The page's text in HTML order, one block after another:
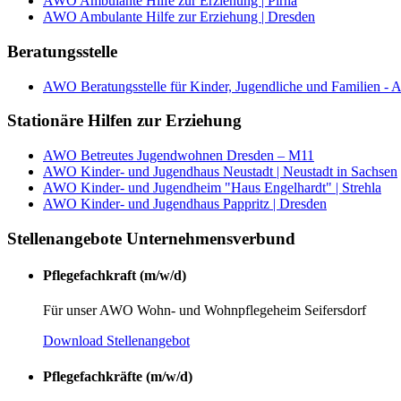
AWO Ambulante Hilfe zur Erziehung | Dresden
Beratungsstelle
AWO Beratungsstelle für Kinder, Jugendliche und Familien -
Stationäre Hilfen zur Erziehung
AWO Betreutes Jugendwohnen Dresden – M11
AWO Kinder- und Jugendhaus Neustadt | Neustadt in Sachsen
AWO Kinder- und Jugendheim "Haus Engelhardt" | Strehla
AWO Kinder- und Jugendhaus Pappritz | Dresden
Stellenangebote Unternehmensverbund
Pflegefachkraft (m/w/d)
Für unser AWO Wohn- und Wohnpflegeheim Seifersdorf
Download Stellenangebot
Pflegefachkräfte (m/w/d)